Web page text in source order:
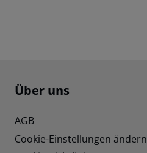
Footer navigation
Über uns
AGB
Cookie-Einstellungen ändern